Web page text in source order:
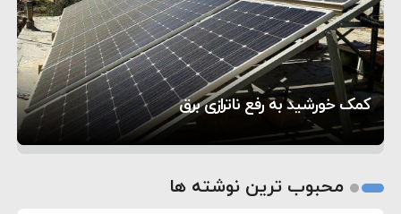
دیوانگی آمریکا داریم
ترامپ دستور حملات جدید علیه ایران را صادر کرد
۵:۴۵
سپاه: دو نفتکش متخلف مورد اصابت قرار گرفته و
متوقف شدند
۱۲:۵۹
ترامپ مدعی توافق تاریخی برای خلع سلاح کامل
حماس شد
۸:۵۷
کمک خورشید به رفع ناترازی برق
تحسین کارگردان «جنگ و صلح» از سینمای ایران؛ روایتی
از عشق عمیق به مردم
۵ شهر افسانه‌ای هخامنشی که هنوز هم زنده هستند
2
محبوب ترین نوشته ها